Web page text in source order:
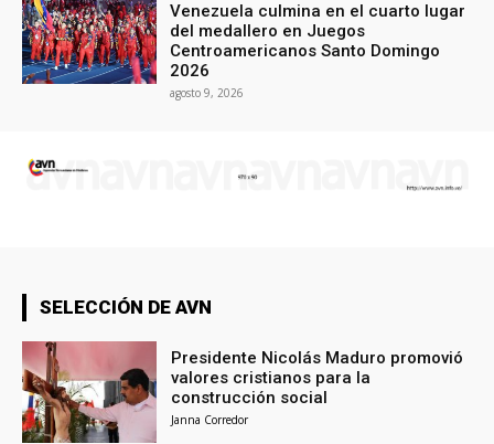
Venezuela culmina en el cuarto lugar
del medallero en Juegos
Centroamericanos Santo Domingo
2026
agosto 9, 2026
SELECCIÓN DE AVN
Presidente Nicolás Maduro promovió
valores cristianos para la
construcción social
Janna Corredor